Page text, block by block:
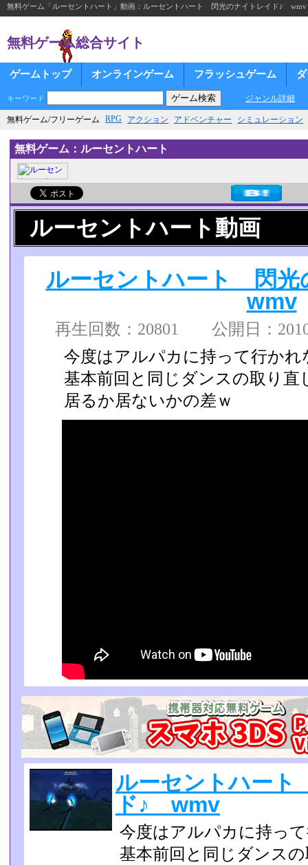
無料ゲーム「ルーセントハート」動画：ルーセントハート 閃光のナイトレイド♪ wmv
無料ゲーム総合サイト
ゲームトップ オンラインゲーム フラッシュゲーム
キーワード ジャンル詳細
無料ゲーム/フリーゲーム RPG アクション アドベンチャー シミュレーション
無料ゲーム：ルーセントハート
ルーセントハート動画
ルーセントハート 閃
wmv
再生回数：20801 公開日：
今度はアルパカに持って行かれ
基本前回と同じダンスの取り
居るか居ないかの差ｗ
ルーセントハー
ド♪ wmv
今度はアルパカに持っ
基本前回と同じダンス